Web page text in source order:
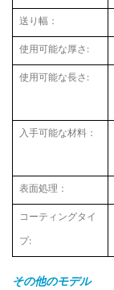
送り幅：
使用可能な厚さ:
使用可能な長さ:
入手可能な材料：
表面処理：
コーティングタイ
プ:
その他のモデル